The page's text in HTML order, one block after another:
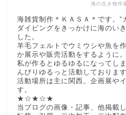
海の生き物作
海雑貨制作＊ＫＡＳＡ＊です。”
ダイビングをきっかけに海のい
した。
羊毛フェルトでウミウシや魚を
か展示や販売活動をするように。
私が作るとゆるゆるになってし
んびりゆるっと活動しております
活動場所は主に関西。企画展や
す。
★☆★☆★
当ブログの画像・記事、他掲載